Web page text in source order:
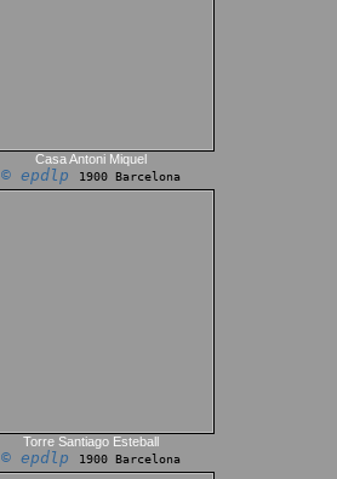
Casa Antoni Miquel
© epdlp 1900 Barcelona
Torre Santiago Esteball
© epdlp 1900 Barcelona